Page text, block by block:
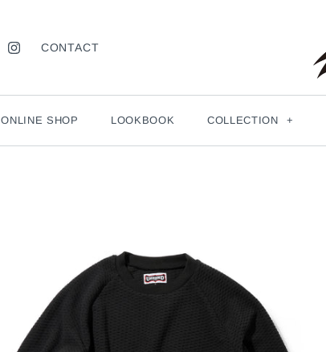
CONTACT
ONLINE SHOP LOOKBOOK COLLECTION +